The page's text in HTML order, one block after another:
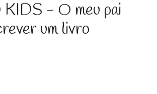
- O meu pai
um livro